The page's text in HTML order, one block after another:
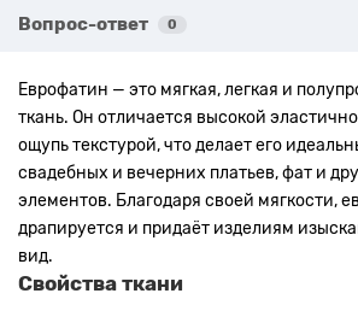
Вопрос-ответ 0
Еврофатин — это мягкая, легкая и
ткань. Он отличается высокой
ощупь текстурой, что делает его
свадебных и вечерних платьев, фат и
элементов. Благодаря своей мягкости,
драпируется и придаёт изделиям
вид.
Свойства ткани